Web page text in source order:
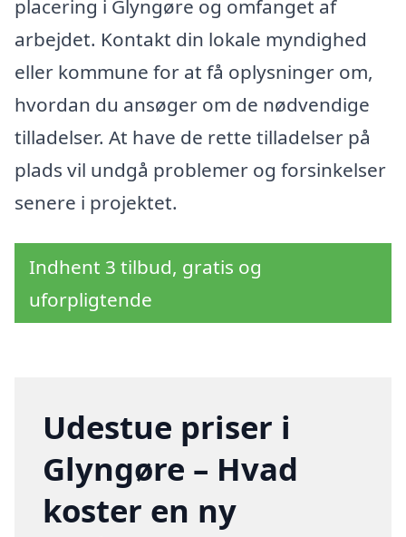
placering i Glyngøre og omfanget af
arbejdet. Kontakt din lokale myndighed
eller kommune for at få oplysninger om,
hvordan du ansøger om de nødvendige
tilladelser. At have de rette tilladelser på
plads vil undgå problemer og forsinkelser
senere i projektet.
Indhent 3 tilbud, gratis og
uforpligtende
Udestue priser i
Glyngøre – Hvad
koster en ny